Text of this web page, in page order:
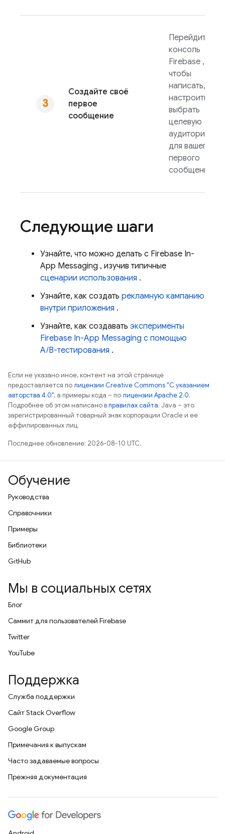
Создайте своё
первое
сообщение
Перейдите в
консоль
Firebase ,
чтобы
написать,
настроить и
выбрать
целевую
аудиторию
для вашего
первого
сообщения.
Следующие шаги
Узнайте, что можно делать с Firebase In-
App Messaging , изучив типичные
сценарии использования .
Узнайте, как создать рекламную кампанию
внутри приложения .
Узнайте, как создавать эксперименты
Firebase In-App Messaging с помощью
A/B-тестирования .
Если не указано иное, контент на этой странице
предоставляется полицензии Creative Commons "С указанием
авторства 4.0", а примеры кода – полицензии Apache 2.0.
Подробнее об этом написано вправилах сайта. Java – это
зарегистрированный товарный знак корпорации Oracle и ее
аффилированных лиц.
Последнее обновление: 2026-08-10 UTC.
Обучение
Руководства
Справочники
Примеры
Библиотеки
GitHub
Мы в социальных сетях
Блог
Саммит для пользователей Firebase
Twitter
YouTube
Поддержка
Служба поддержки
Сайт Stack Overflow
Google Group
Примечания к выпускам
Часто задаваемые вопросы
Прежняя документация